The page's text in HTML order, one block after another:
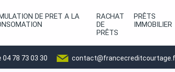
DE PRET A LA
RACHAT
DE
PRÊTS
PRÊTS
IMMOBILIER
04 78 73 03 30